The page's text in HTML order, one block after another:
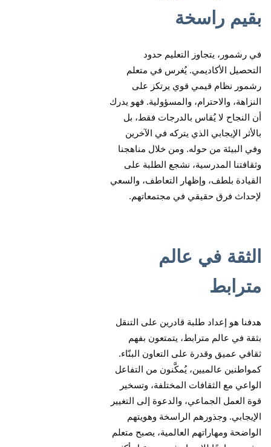
بقيم راسخة
في رشمور، يتجاوز التعليم حدود
التحصيل الأكاديمي. يُغرس في متعلم
رشمور نظام قيمي قوي يرتكز على
النزاهة، والاحترام، والمسؤولية. فهو يدرك
أن النجاح لا يُقاس بالدرجات فقط، بل
بالأثر الإيجابي الذي يتركه في الآخرين
وفي البيئة من حوله. ومن خلال مناهجنا
وثقافتنا المدرسية، نشجع الطلبة على
القيادة بلطف، وإظهار التعاطف، والسعي
لإحداث فرق حقيقي في مجتمعاتهم.
الثقة في عالم
مترابط
هدفنا هو إعداد طلبة قادرين على التنقل
بثقة في عالم مترابط، يتمتعون بفهم
ثقافي عميق وقدرة على التعاون البنّاء.
كمواطنين عالميين، يُمكَّنون من التفاعل
الواعي مع الثقافات المختلفة، وتسخير
قوة العمل الجماعي، والدعوة إلى التغيير
الإيجابي. وجذورهم الراسخة وهويتهم
الواضحة ومهاراتهم العالمية، يصبح متعلم